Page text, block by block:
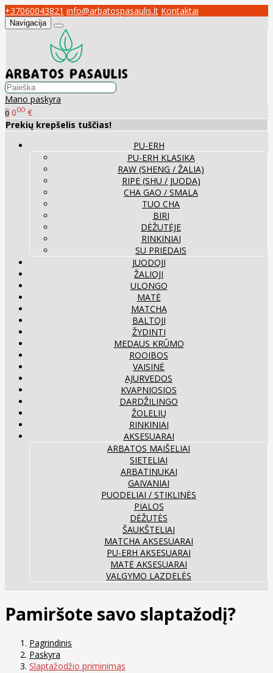
+37060043821 info@arbatospasaulis.lt Kontaktai
Navigacija
Mano paskyra
0 000 €
Prekių krepšelis tuščias!
PU-ERH
PU-ERH KLASIKA
RAW (SHENG / ŽALIA)
RIPE (SHU / JUODA)
CHA GAO / SMALA
TUO CHA
BIRI
DĖŽUTĖJE
RINKINIAI
SU PRIEDAIS
JUODOJI
ŽALIOJI
ULONGO
MATĖ
MATCHA
BALTOJI
ŽYDINTI
MEDAUS KRŪMO
ROOIBOS
VAISINĖ
AJURVEDOS
KVAPNIOSIOS
DARDŽILINGO
ŽOLELIŲ
RINKINIAI
AKSESUARAI
ARBATOS MAIŠELIAI
SIETELIAI
ARBATINUKAI
GAIVANIAI
PUODELIAI / STIKLINĖS
PIALOS
DĖŽUTĖS
ŠAUKŠTELIAI
MATCHA AKSESUARAI
PU-ERH AKSESUARAI
MATĖ AKSESUARAI
VALGYMO LAZDELĖS
Pamiršote savo slaptažodį?
Pagrindinis
Paskyra
Slaptažodžio priminimas